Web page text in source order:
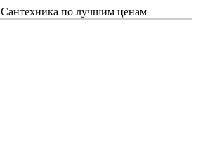
Сантехника по лучшим ценам